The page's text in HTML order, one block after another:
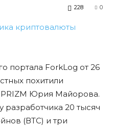
0
228
портала ForkLog от 26
похитили
PRIZM Юрия Майорова.
20 тысяч
(ВТС) и три